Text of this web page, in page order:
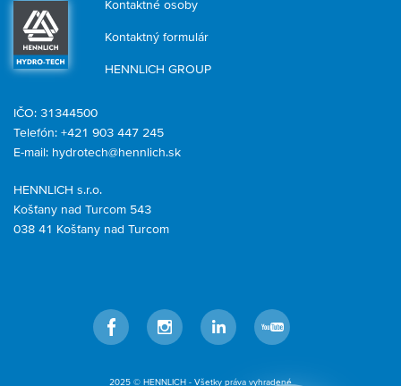
Kontaktné osoby
Kontaktný formulár
HENNLICH GROUP
HENNLICH s.r.o.
Košťany nad Turcom 543
038 41 Košťany nad Turcom
IČO: 31344500
Telefón: +421 903 447 245
E-mail: hydrotech@hennlich.sk
2025 © HENNLICH - Všetky práva vyhradené
FacebookInstagramLinkedIn YouTube